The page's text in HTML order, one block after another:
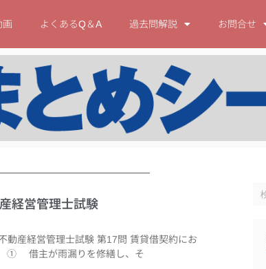
よくあるQ＆A 過去問解説 お問合せ
経営管理士試験
動産経営管理士試験 第17問 賃貸借契約にお
① 借主が雨漏りを修繕し、そ